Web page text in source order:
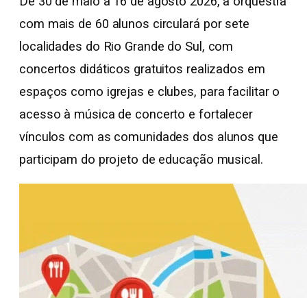
com mais de 60 alunos circulará por sete
localidades do Rio Grande do Sul, com
concertos didáticos gratuitos realizados em
espaços como igrejas e clubes, para facilitar o
acesso à música de concerto e fortalecer
vínculos com as comunidades dos alunos que
participam do projeto de educação musical.